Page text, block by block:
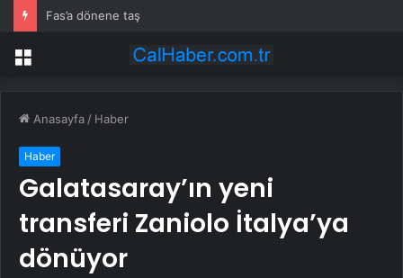
Fas’a dönene taş
Menü
Anasayfa / Haber
Haber
Galatasaray’ın yeni
transferi Zaniolo İtalya’ya
dönüyor